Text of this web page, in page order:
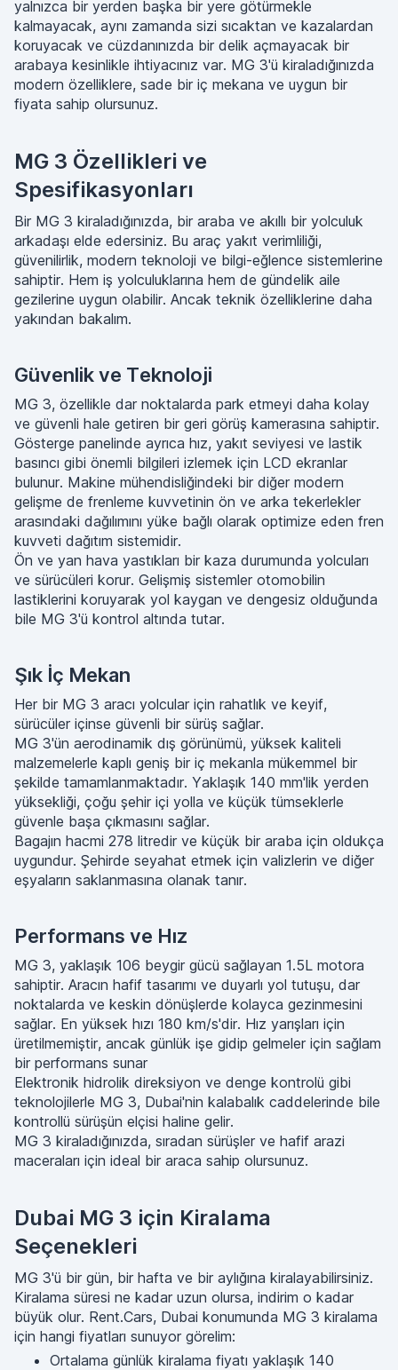
yalnızca bir yerden başka bir yere götürmekle
kalmayacak, aynı zamanda sizi sıcaktan ve kazalardan
koruyacak ve cüzdanınızda bir delik açmayacak bir
arabaya kesinlikle ihtiyacınız var. MG 3'ü kiraladığınızda
modern özelliklere, sade bir iç mekana ve uygun bir
fiyata sahip olursunuz.
MG 3 Özellikleri ve
Spesifikasyonları
Bir MG 3 kiraladığınızda, bir araba ve akıllı bir yolculuk
arkadaşı elde edersiniz. Bu araç yakıt verimliliği,
güvenilirlik, modern teknoloji ve bilgi-eğlence sistemlerine
sahiptir. Hem iş yolculuklarına hem de gündelik aile
gezilerine uygun olabilir. Ancak teknik özelliklerine daha
yakından bakalım.
Güvenlik ve Teknoloji
MG 3, özellikle dar noktalarda park etmeyi daha kolay
ve güvenli hale getiren bir geri görüş kamerasına sahiptir.
Gösterge panelinde ayrıca hız, yakıt seviyesi ve lastik
basıncı gibi önemli bilgileri izlemek için LCD ekranlar
bulunur. Makine mühendisliğindeki bir diğer modern
gelişme de frenleme kuvvetinin ön ve arka tekerlekler
arasındaki dağılımını yüke bağlı olarak optimize eden fren
kuvveti dağıtım sistemidir.
Ön ve yan hava yastıkları bir kaza durumunda yolcuları
ve sürücüleri korur. Gelişmiş sistemler otomobilin
lastiklerini koruyarak yol kaygan ve dengesiz olduğunda
bile MG 3'ü kontrol altında tutar.
Şık İç Mekan
Her bir MG 3 aracı yolcular için rahatlık ve keyif,
sürücüler içinse güvenli bir sürüş sağlar.
MG 3'ün aerodinamik dış görünümü, yüksek kaliteli
malzemelerle kaplı geniş bir iç mekanla mükemmel bir
şekilde tamamlanmaktadır. Yaklaşık 140 mm'lik yerden
yüksekliği, çoğu şehir içi yolla ve küçük tümseklerle
güvenle başa çıkmasını sağlar.
Bagajın hacmi 278 litredir ve küçük bir araba için oldukça
uygundur. Şehirde seyahat etmek için valizlerin ve diğer
eşyaların saklanmasına olanak tanır.
Performans ve Hız
MG 3, yaklaşık 106 beygir gücü sağlayan 1.5L motora
sahiptir. Aracın hafif tasarımı ve duyarlı yol tutuşu, dar
noktalarda ve keskin dönüşlerde kolayca gezinmesini
sağlar. En yüksek hızı 180 km/s'dir. Hız yarışları için
üretilmemiştir, ancak günlük işe gidip gelmeler için sağlam
bir performans sunar
Elektronik hidrolik direksiyon ve denge kontrolü gibi
teknolojilerle MG 3, Dubai'nin kalabalık caddelerinde bile
kontrollü sürüşün elçisi haline gelir.
MG 3 kiraladığınızda, sıradan sürüşler ve hafif arazi
maceraları için ideal bir araca sahip olursunuz.
Dubai MG 3 için Kiralama
Seçenekleri
MG 3'ü bir gün, bir hafta ve bir aylığına kiralayabilirsiniz.
Kiralama süresi ne kadar uzun olursa, indirim o kadar
büyük olur. Rent.Cars, Dubai konumunda MG 3 kiralama
için hangi fiyatları sunuyor görelim:
Ortalama günlük kiralama fiyatı yaklaşık 140